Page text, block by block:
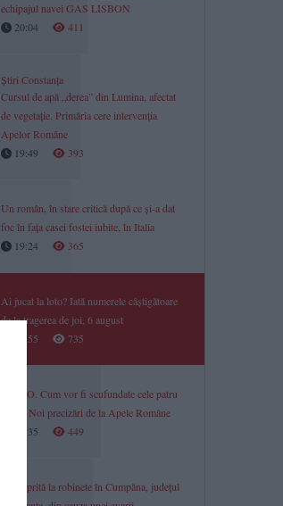
echipajul navei GAS LISBON
20:04
411
Știri Constanța
Cursul de apă „derea” din Lumina, afectat
de vegetație. Primăria cere intervenția
Apelor Române
19:49
393
Un român, în stare critică după ce și-a dat
foc în fața casei fostei iubite, în Italia
19:24
365
Ai jucat la loto? Iată numerele câștigătoare
de la tragerea de joi, 6 august
18:55
735
VIDEO. Cum vor fi scufundate cele patru
barje? Noi precizări de la Apele Române
18:35
449
Apă oprită la robinete în Cumpăna, județul